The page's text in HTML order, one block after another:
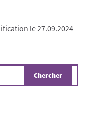
le 27.09.2024